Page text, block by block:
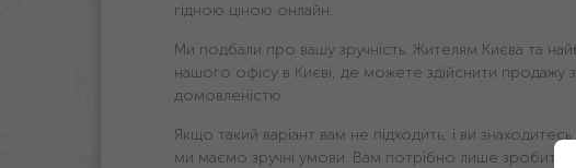
гідною ціною онлайн.
Ми подбали про вашу зручність. Жителям Києва та
нашого офісу в Києві, де можете здійснити продажу
домовленістю.
Якщо такий варіант вам не підходить, і ви знаходитесь
ми маємо зручні умови. Вам потрібно лише зробити